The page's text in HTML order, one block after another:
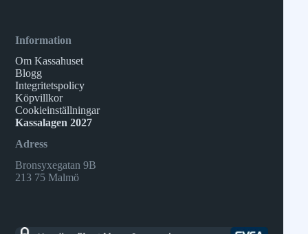
Information
Om Kassahuset
Blogg
Integritetspolicy
Köpvillkor
Cookieinställningar
Kassalagen 2027
Adress
Bronsyxegatan 9B
213 75 Malmö